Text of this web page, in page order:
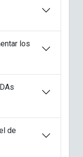
los
de